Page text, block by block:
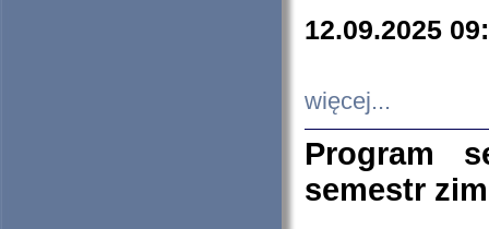
12.09.2025
więcej...
Program
semestr